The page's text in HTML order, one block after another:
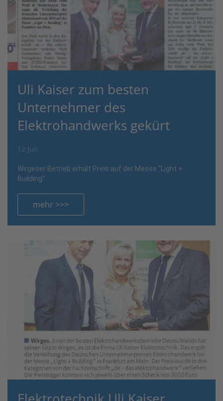
Uli Kaiser zum besten
Unternehmer des
Elektrohandwerks gekürt
12 Juli
Wirgeser Betrieb erhält Preis auf der Messe "Light +
Building"
mehr >>>